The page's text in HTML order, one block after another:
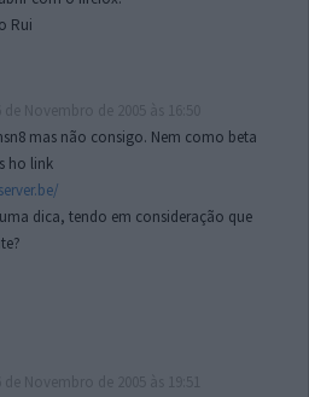
Rui
mas não consigo. Nem como beta
ho link
dica, tendo em consideração que